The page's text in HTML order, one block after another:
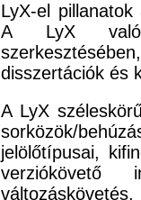
LyX-el
A LyX
disszertációk és
A LyX
sorközök/
jelölőtípusai,
verziókövető